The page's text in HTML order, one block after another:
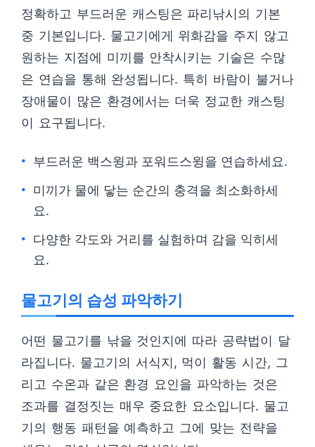
정확하고 부드러운 캐스팅은 파리낚시의 기본
중 기본입니다. 물고기에게 위화감을 주지 않고
원하는 지점에 미끼를 안착시키는 기술은 수많
은 연습을 통해 완성됩니다. 특히 바람이 불거나
장애물이 많은 환경에서는 더욱 정교한 캐스팅
이 요구됩니다.
부드러운 백스윙과 포워드스윙을 연습하세요.
미끼가 물에 닿는 순간의 충격을 최소화하세
요.
다양한 각도와 거리를 실험하며 감을 익히세
요.
물고기의 습성 파악하기
어떤 물고기를 낚을 것인지에 따라 공략법이 달
라집니다. 물고기의 서식지, 먹이 활동 시간, 그
리고 수온과 같은 환경 요인을 파악하는 것은
조과를 결정짓는 매우 중요한 요소입니다. 물고
기의 행동 패턴을 예측하고 그에 맞는 전략을